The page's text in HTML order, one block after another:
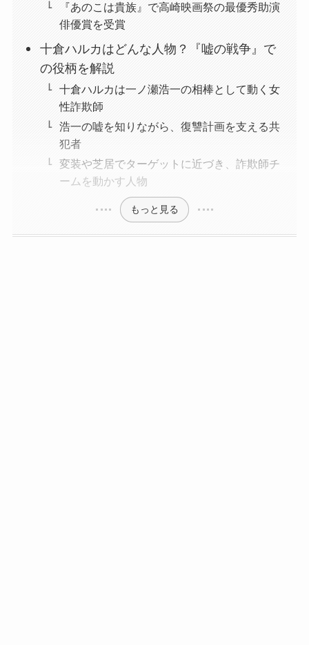
『あのこは貴族』で高崎映画祭の最優秀助演
俳優賞を受賞
十倉ハルカはどんな人物？『嘘の戦争』で
の役柄を解説
十倉ハルカは一ノ瀬浩一の相棒として動く女
性詐欺師
浩一の嘘を知りながら、復讐計画を支える共
犯者
変装や芝居でターゲットに近づき、詐欺師チ
ームを動かす人物
もっと見る